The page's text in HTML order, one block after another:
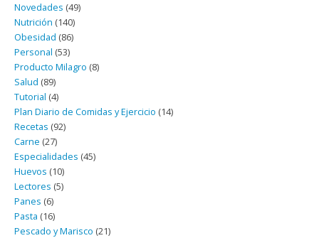
Novedades (49)
Nutrición (140)
Obesidad (86)
Personal (53)
Producto Milagro (8)
Salud (89)
Tutorial (4)
Plan Diario de Comidas y Ejercicio (14)
Recetas (92)
Carne (27)
Especialidades (45)
Huevos (10)
Lectores (5)
Panes (6)
Pasta (16)
Pescado y Marisco (21)